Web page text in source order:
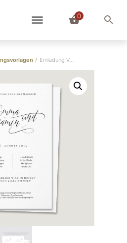
0
/ Einladung Vorlage “Emma+Benjamin” (für Word)